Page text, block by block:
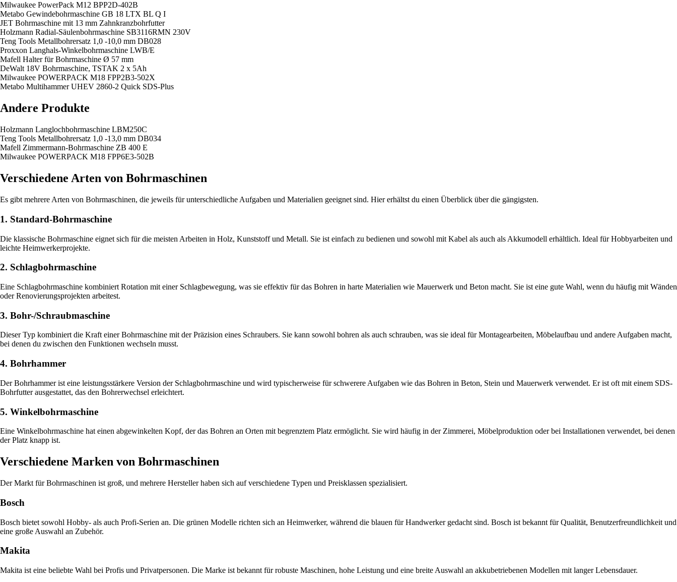
Milwaukee PowerPack M12 BPP2D-402B
Metabo Gewindebohrmaschine GB 18 LTX BL Q I
JET Bohrmaschine mit 13 mm Zahnkranzbohrfutter
Holzmann Radial-Säulenbohrmaschine SB3116RMN 230V
Teng Tools Metallbohrersatz 1,0 -10,0 mm DB028
Proxxon Langhals-Winkelbohrmaschine LWB/E
Mafell Halter für Bohrmaschine Ø 57 mm
DeWalt 18V Bohrmaschine, TSTAK 2 x 5Ah
Milwaukee POWERPACK M18 FPP2B3-502X
Metabo Multihammer UHEV 2860-2 Quick SDS-Plus
Andere Produkte
Holzmann Langlochbohrmaschine LBM250C
Teng Tools Metallbohrersatz 1,0 -13,0 mm DB034
Mafell Zimmermann-Bohrmaschine ZB 400 E
Milwaukee POWERPACK M18 FPP6E3-502B
Verschiedene Arten von Bohrmaschinen
Es gibt mehrere Arten von Bohrmaschinen, die jeweils für unterschiedliche Aufgaben und Materialien geeignet sind. Hier erhältst du einen Überblick über die gängigsten.
1. Standard-Bohrmaschine
Die klassische Bohrmaschine eignet sich für die meisten Arbeiten in Holz, Kunststoff und Metall. Sie ist einfach zu bedienen und sowohl mit Kabel als auch als Akkumodell erhältlich. Ideal für Hobbyarbeiten und
leichte Heimwerkerprojekte.
2. Schlagbohrmaschine
Eine Schlagbohrmaschine kombiniert Rotation mit einer Schlagbewegung, was sie effektiv für das Bohren in harte Materialien wie Mauerwerk und Beton macht. Sie ist eine gute Wahl, wenn du häufig mit Wänden
oder Renovierungsprojekten arbeitest.
3. Bohr-/Schraubmaschine
Dieser Typ kombiniert die Kraft einer Bohrmaschine mit der Präzision eines Schraubers. Sie kann sowohl bohren als auch schrauben, was sie ideal für Montagearbeiten, Möbelaufbau und andere Aufgaben macht,
bei denen du zwischen den Funktionen wechseln musst.
4. Bohrhammer
Der Bohrhammer ist eine leistungsstärkere Version der Schlagbohrmaschine und wird typischerweise für schwerere Aufgaben wie das Bohren in Beton, Stein und Mauerwerk verwendet. Er ist oft mit einem SDS-
Bohrfutter ausgestattet, das den Bohrerwechsel erleichtert.
5. Winkelbohrmaschine
Eine Winkelbohrmaschine hat einen abgewinkelten Kopf, der das Bohren an Orten mit begrenztem Platz ermöglicht. Sie wird häufig in der Zimmerei, Möbelproduktion oder bei Installationen verwendet, bei denen
der Platz knapp ist.
Verschiedene Marken von Bohrmaschinen
Der Markt für Bohrmaschinen ist groß, und mehrere Hersteller haben sich auf verschiedene Typen und Preisklassen spezialisiert.
Bosch
Bosch bietet sowohl Hobby- als auch Profi-Serien an. Die grünen Modelle richten sich an Heimwerker, während die blauen für Handwerker gedacht sind. Bosch ist bekannt für Qualität, Benutzerfreundlichkeit und
eine große Auswahl an Zubehör.
Makita
Makita ist eine beliebte Wahl bei Profis und Privatpersonen. Die Marke ist bekannt für robuste Maschinen, hohe Leistung und eine breite Auswahl an akkubetriebenen Modellen mit langer Lebensdauer.